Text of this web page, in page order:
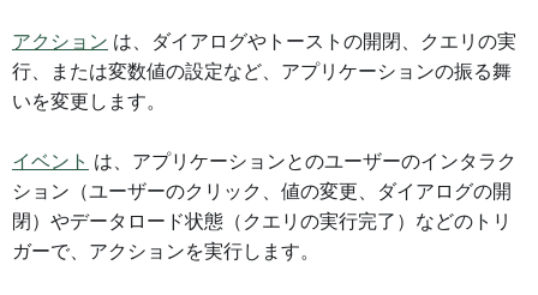
アクション は、ダイアログやトーストの開閉、クエリの実
行、または変数値の設定など、アプリケーションの振る舞
いを変更します。
イベント は、アプリケーションとのユーザーのインタラク
ション（ユーザーのクリック、値の変更、ダイアログの開
閉）やデータロード状態（クエリの実行完了）などのトリ
ガーで、アクションを実行します。